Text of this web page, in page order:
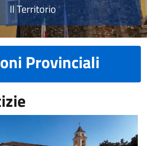
Il Territorio
Provinciali